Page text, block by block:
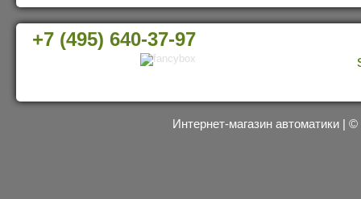
+7 (495) 640-37-97
Интернет-магазин автоматики |